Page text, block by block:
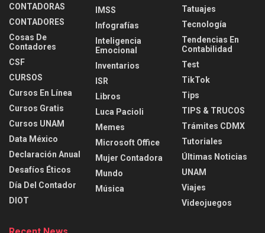
CONTADORAS
CONTADORES
Cosas De
Contadores
CSF
CURSOS
Cursos En Línea
Cursos Gratis
Cursos UNAM
Data México
Declaración Anual
Desafíos Éticos
Día Del Contador
DIOT
IMSS
Infografías
Inteligencia
Emocional
Inventarios
ISR
Libros
Luca Pacioli
Memes
Microsoft Office
Mujer Contadora
Mundo
Música
Tatuajes
Tecnología
Tendencias En
Contabilidad
Test
TikTok
Tips
TIPS & TRUCOS
Trámites CDMX
Tutoriales
Últimas Noticias
UNAM
Viajes
Videojuegos